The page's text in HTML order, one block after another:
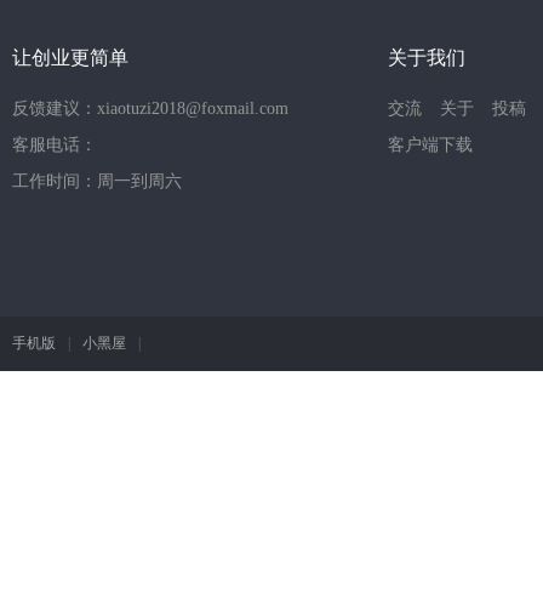
让创业更简单
反馈建议：xiaotuzi2018@foxmail.com
客服电话：
工作时间：周一到周六
关于我们
交流 关于
投稿
客户端下载
手机版 | 小黑屋 |